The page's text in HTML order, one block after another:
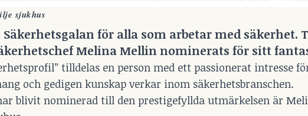
sjukhus
för alla som arbetar med säkerhet.
Melina Mellin nominerats för sitt
tilldelas en person med ett passionerat intresse
och gedigen kunskap verkar inom säkerhetsbranschen.
blivit nominerad till den prestigefyllda utmärkelsen är